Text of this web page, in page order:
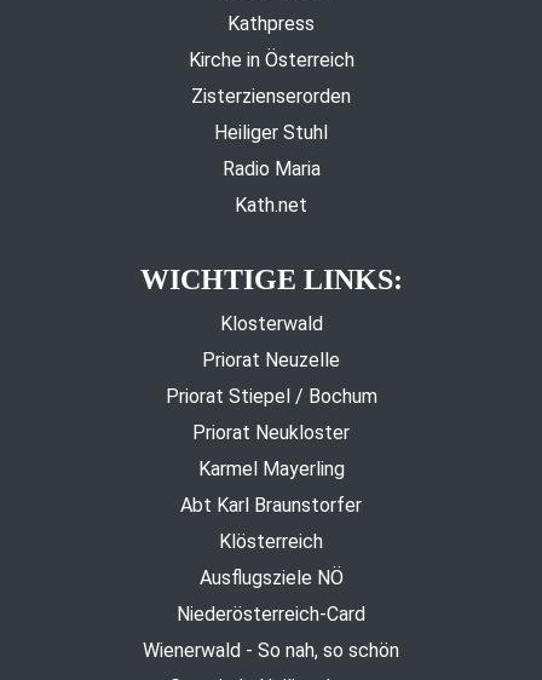
Kathpress
Kirche in Österreich
Zisterzienserorden
Heiliger Stuhl
Radio Maria
Kath.net
WICHTIGE LINKS:
Klosterwald
Priorat Neuzelle
Priorat Stiepel / Bochum
Priorat Neukloster
Karmel Mayerling
Abt Karl Braunstorfer
Klösterreich
Ausflugsziele NÖ
Niederösterreich-Card
Wienerwald - So nah, so schön